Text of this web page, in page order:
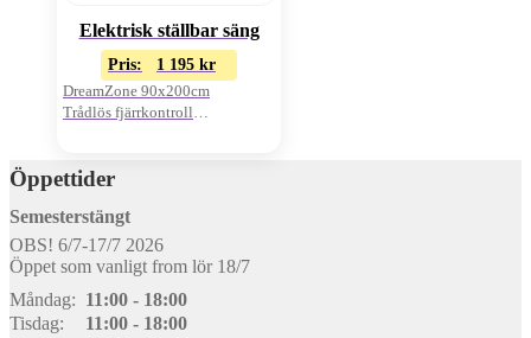
Elektrisk ställbar säng
Pris: 1 195 kr
DreamZone 90x200cm
Trådlös fjärrkontroll
Öppettider
Semesterstängt
OBS! 6/7-17/7 2026
Öppet som vanligt from lör 18/7
Måndag: 11:00 - 18:00
Tisdag:
11:00 - 18:00